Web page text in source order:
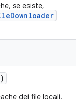
se esiste,
dei file locali.